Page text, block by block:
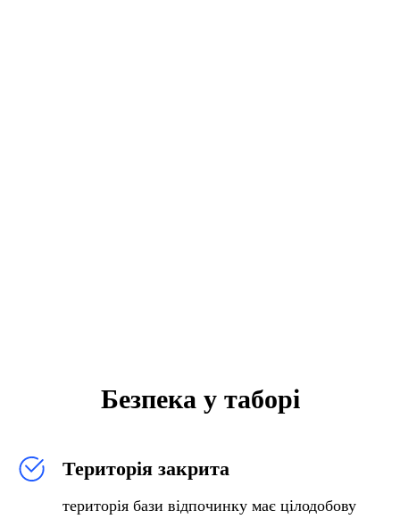
Безпека у таборі
Територія закрита
територія бази відпочинку має цілодобову